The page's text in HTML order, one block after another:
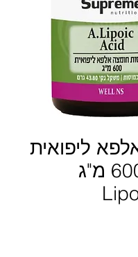
ליפואית
600 מ"ג Alpha